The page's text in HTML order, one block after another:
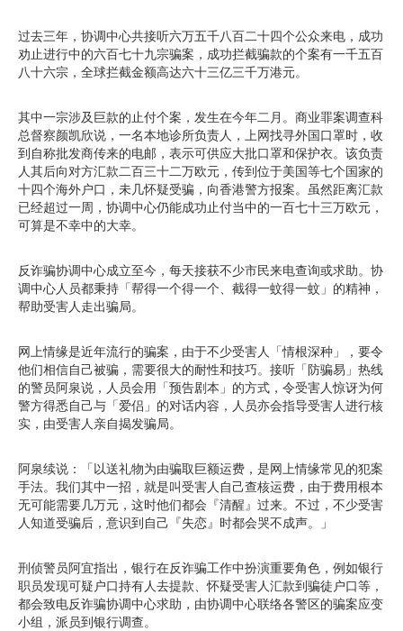
过去三年，协调中心共接听六万五千八百二十四个公众来电，成功
劝止进行中的六百七十九宗骗案，成功拦截骗款的个案有一千五百
八十六宗，全球拦截金额高达六十三亿三千万港元。
其中一宗涉及巨款的止付个案，发生在今年二月。商业罪案调查科
总督察颜凯欣说，一名本地诊所负责人，上网找寻外国口罩时，收
到自称批发商传来的电邮，表示可供应大批口罩和保护衣。该负责
人其后向对方汇款二百三十二万欧元，传到位于美国等七个国家的
十四个海外户口，未几怀疑受骗，向香港警方报案。虽然距离汇款
已经超过一周，协调中心仍能成功止付当中的一百七十三万欧元，
可算是不幸中的大幸。
反诈骗协调中心成立至今，每天接获不少市民来电查询或求助。协
调中心人员都秉持「帮得一个得一个、截得一蚊得一蚊」的精神，
帮助受害人走出骗局。
网上情缘是近年流行的骗案，由于不少受害人「情根深种」，要令
他们相信自己被骗，需要很大的耐性和技巧。接听「防骗易」热线
的警员阿泉说，人员会用「预告剧本」的方式，令受害人惊讶为何
警方得悉自己与「爱侣」的对话内容，人员亦会指导受害人进行核
实，由受害人亲自揭发骗局。
阿泉续说：「以送礼物为由骗取巨额运费，是网上情缘常见的犯案
手法。我们其中一招，就是叫受害人自己查核运费，由于费用根本
无可能需要几万元，这时他们都会『清醒』过来。不过，不少受害
人知道受骗后，意识到自己『失恋』时都会哭不成声。」
刑侦警员阿宜指出，银行在反诈骗工作中扮演重要角色，例如银行
职员发现可疑户口持有人去提款、怀疑受害人汇款到骗徒户口等，
都会致电反诈骗协调中心求助，由协调中心联络各警区的骗案应变
小组，派员到银行调查。